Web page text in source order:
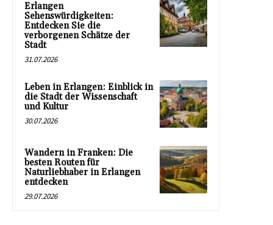
Erlangen
Sehenswürdigkeiten:
Entdecken Sie die
verborgenen Schätze der
Stadt
31.07.2026
Leben in Erlangen: Einblick in
die Stadt der Wissenschaft
und Kultur
30.07.2026
Wandern in Franken: Die
besten Routen für
Naturliebhaber in Erlangen
entdecken
29.07.2026